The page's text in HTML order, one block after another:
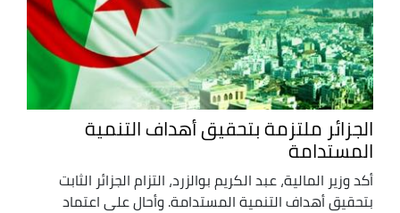
الجزائر ملتزمة بتحقيق أهداف التنمية
المستدامة
أكد وزير المالية، عبد الكريم بوالزرد، التزام الجزائر الثابت
بتحقيق أهداف التنمية المستدامة. وأحال على اعتماد